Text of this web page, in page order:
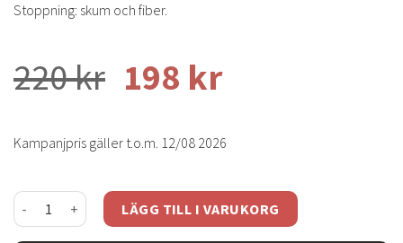
Stoppning: skum och fiber.
220kr 198 kr
Kampanjpris gäller t.o.m. 12/08 2026
Florina sittdyna beige mängdLÄGG TILL I VARUKORG